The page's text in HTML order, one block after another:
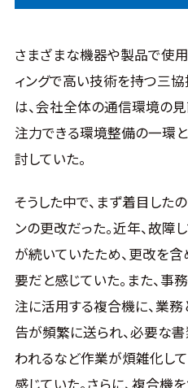
さまざまな機器や製品で使
ィングで高い技術を持つ三
は、会社全体の通信環境の
注力できる環境整備の一環
討していた。
そうした中で、まず着目した
ンの更改だった。近年、故障
が続いていたため、更改を
要だと感じていた。また、事
注に活用する複合機に、業
告が頻繁に送られ、必要な
われるなど作業が煩雑化し
感じていた。さらに、複合機